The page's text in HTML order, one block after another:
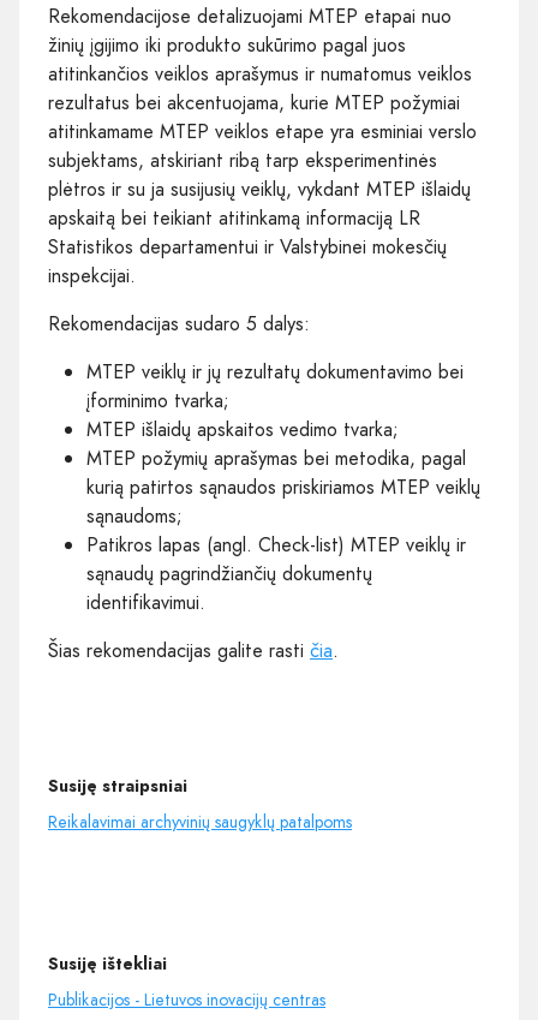
Rekomendacijose detalizuojami MTEP etapai nuo
žinių įgijimo iki produkto sukūrimo pagal juos
atitinkančios veiklos aprašymus ir numatomus veiklos
rezultatus bei akcentuojama, kurie MTEP požymiai
atitinkamame MTEP veiklos etape yra esminiai verslo
subjektams, atskiriant ribą tarp eksperimentinės
plėtros ir su ja susijusių veiklų, vykdant MTEP išlaidų
apskaitą bei teikiant atitinkamą informaciją LR
Statistikos departamentui ir Valstybinei mokesčių
inspekcijai.
Rekomendacijas sudaro 5 dalys:
MTEP veiklų ir jų rezultatų dokumentavimo bei
įforminimo tvarka;
MTEP išlaidų apskaitos vedimo tvarka;
MTEP požymių aprašymas bei metodika, pagal
kurią patirtos sąnaudos priskiriamos MTEP veiklų
sąnaudoms;
Patikros lapas (angl. Check-list) MTEP veiklų ir
sąnaudų pagrindžiančių dokumentų
identifikavimui.
Šias rekomendacijas galite rasti čia.
Susiję straipsniai
Reikalavimai archyvinių saugyklų patalpoms
Susiję ištekliai
Publikacijos - Lietuvos inovacijų centras